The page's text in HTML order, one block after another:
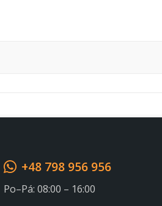
+48 798 956 956
Po–Pá: 08:00 – 16:00